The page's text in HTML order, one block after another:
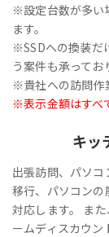
※設定台数が多い
ます。
※SSDへの換装だ
う案件も承ってお
※貴社への訪問作
※表示金額はすべ
キッ
出張訪問、パソコ
移行、パソコンの
対応します。 ま
ームディスカウ